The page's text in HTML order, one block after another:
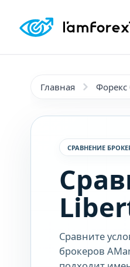
Главная Форекс
СРАВНЕНИЕ
Сравните
брокеров